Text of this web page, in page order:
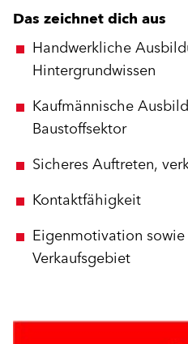
Das zeichnet dich aus
Handwerkliche
Hintergrundwissen
Kaufmännische
Baustoffsektor
Sicheres Auftreten,
Kontaktfähigkeit
Eigenmotivation
Verkaufsgebiet